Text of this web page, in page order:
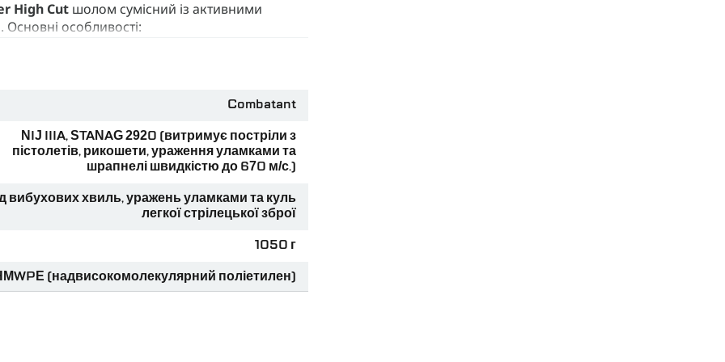
High Cut шолом сумісний із активними
особливості:
забезпечує рівномірний розподіл тиску,
поліетиленової смоли, вони не
та адаптацію під анатомічні
розподіляє енергію удару в
араміду
Combatant
NIJ IIIA, STANAG 2920 (витримує постріли з
пістолетів, рикошети, ураження уламками та
шрапнелі швидкістю до 670 м/с.)
вибухових хвиль, уражень уламками та куль
легкої стрілецької зброї
1050 г
(надвисокомолекулярний поліетилен)